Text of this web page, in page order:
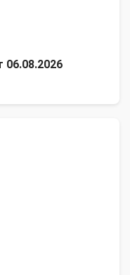
06.08.2026